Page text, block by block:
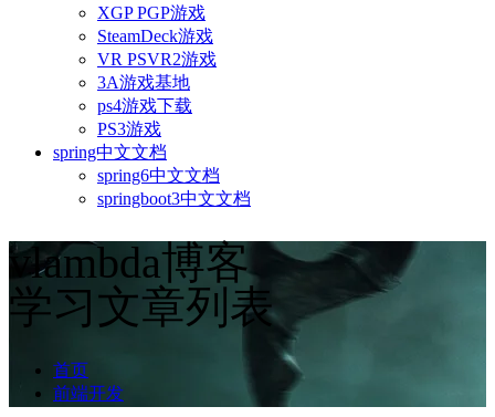
XGP PGP游戏
SteamDeck游戏
VR PSVR2游戏
3A游戏基地
ps4游戏下载
PS3游戏
spring中文文档
spring6中文文档
springboot3中文文档
vlambda博客
学习文章列表
首页
前端开发